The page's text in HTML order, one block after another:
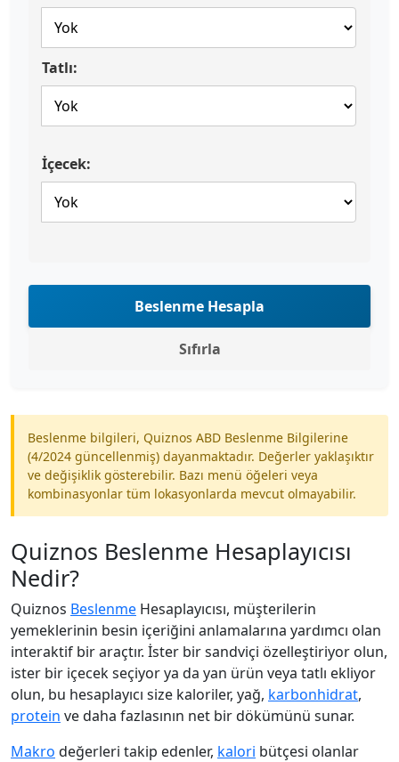
Tatlı:
İçecek:
Beslenme Hesapla
Sıfırla
Beslenme bilgileri, Quiznos ABD Beslenme Bilgilerine
(4/2024 güncellenmiş) dayanmaktadır. Değerler yaklaşıktır
ve değişiklik gösterebilir. Bazı menü öğeleri veya
kombinasyonlar tüm lokasyonlarda mevcut olmayabilir.
Quiznos Beslenme Hesaplayıcısı
Nedir?
Quiznos Beslenme Hesaplayıcısı, müşterilerin
yemeklerinin besin içeriğini anlamalarına yardımcı olan
interaktif bir araçtır. İster bir sandviçi özelleştiriyor olun,
ister bir içecek seçiyor ya da yan ürün veya tatlı ekliyor
olun, bu hesaplayıcı size kaloriler, yağ, karbonhidrat,
protein ve daha fazlasının net bir dökümünü sunar.
Makro değerleri takip edenler, kalori bütçesi olanlar